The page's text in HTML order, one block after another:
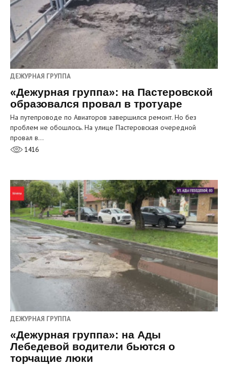
ДЕЖУРНАЯ ГРУППА
«Дежурная группа»: на Пастеровской
образовался провал в тротуаре
На путепроводе по Авиаторов завершился ремонт. Но без
проблем не обошлось. На улице Пастеровская очередной
провал в…
1416
ДЕЖУРНАЯ ГРУППА
«Дежурная группа»: на Ады
Лебедевой водители бьются о
торчащие люки